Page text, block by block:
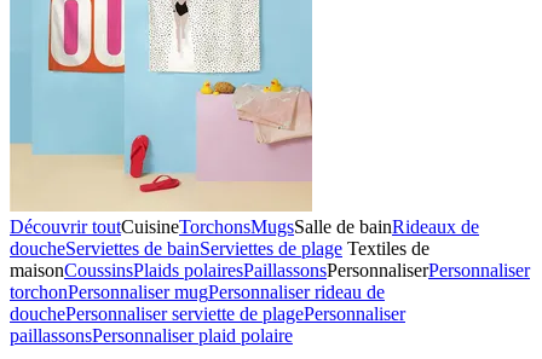
Découvrir toutCuisineTorchonsMugsSalle de bainRideaux de
doucheServiettes de bainServiettes de plage Textiles de
maisonCoussinsPlaids polairesPaillassonsPersonnaliserPersonnaliser
torchonPersonnaliser mugPersonnaliser rideau de
douchePersonnaliser serviette de plagePersonnaliser
paillassonsPersonnaliser plaid polaire